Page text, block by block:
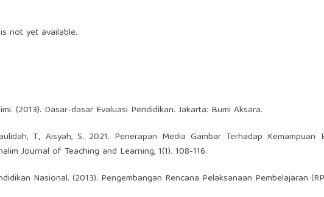
not yet available.
(2013). Dasar-dasar Evaluasi Pendidikan. Jakarta: Bumi Aksara.
T., Aisyah, S. 2021. Penerapan Media Gambar Terhadap
Journal of Teaching and Learning, 1(1). 108-116.
Nasional. (2013). Pengembangan Rencana Pelaksanaan Pembelajaran